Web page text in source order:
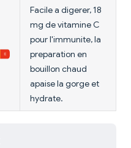
Facile a digerer, 18
mg de vitamine C
pour l'immunite, la
preparation en
bouillon chaud
apaise la gorge et
hydrate.